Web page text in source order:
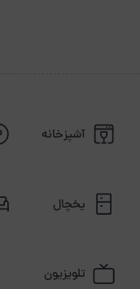
آشپزخانه
یخچال
تلویزیون